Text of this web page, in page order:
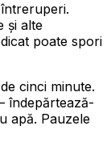
și alte
poate spori
cinci minute.
îndepărtează-
apă. Pauzele